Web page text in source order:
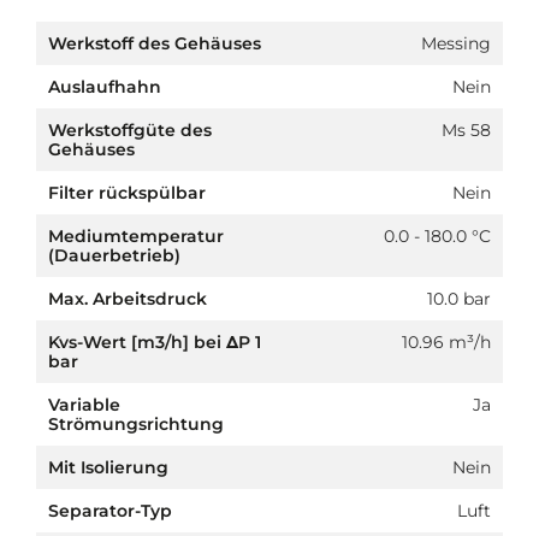
Werkstoff des Gehäuses
Messing
Auslaufhahn
Nein
Werkstoffgüte des
Gehäuses
Ms 58
Filter rückspülbar
Nein
Mediumtemperatur
(Dauerbetrieb)
0.0 - 180.0 °C
Max. Arbeitsdruck
10.0 bar
Kvs-Wert [m3/h] bei ΔP 1
bar
10.96 m³/h
Variable
Strömungsrichtung
Ja
Mit Isolierung
Nein
Separator-Typ
Luft